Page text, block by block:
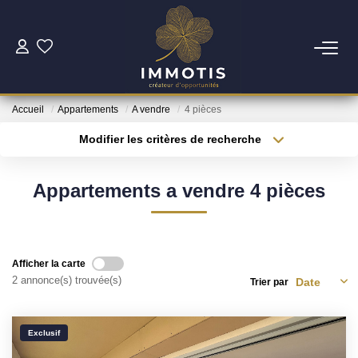
ESTIMER
Estimer Mon Bien
Nos Services
ACHETER
INVESTIR
Accueil Appartements A vendre 4 pièces
Modifier les critères de recherche
Sélectionnez...
Type de bien
Créer une alerte
Appartements a vendre 4 pièces
Afficher la carte
2 annonce(s) trouvée(s) Trier par
Exclusif